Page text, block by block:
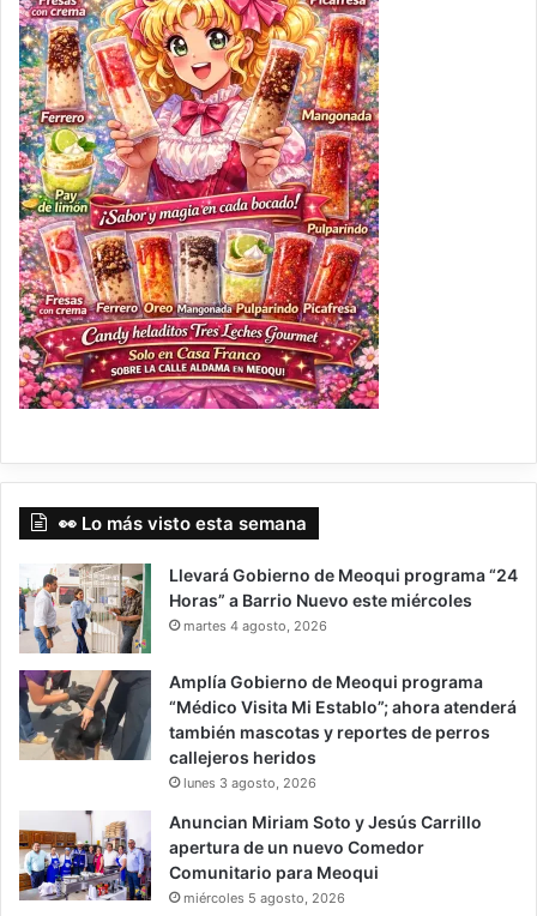
👀 Lo más visto esta semana
Llevará Gobierno de Meoqui programa “24
Horas” a Barrio Nuevo este miércoles
martes 4 agosto, 2026
Amplía Gobierno de Meoqui programa
“Médico Visita Mi Establo”; ahora atenderá
también mascotas y reportes de perros
callejeros heridos
lunes 3 agosto, 2026
Anuncian Miriam Soto y Jesús Carrillo
apertura de un nuevo Comedor
Comunitario para Meoqui
miércoles 5 agosto, 2026